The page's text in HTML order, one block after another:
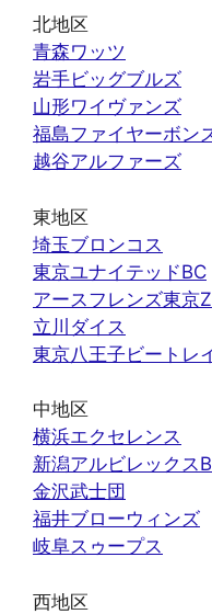
北地区
青森ワッツ
岩手ビッグブルズ
山形ワイヴァンズ
福島ファイヤーボン
越谷アルファーズ
東地区
埼玉ブロンコス
東京ユナイテッドBC
アースフレンズ東京Z
立川ダイス
東京八王子ビートレ
中地区
横浜エクセレンス
新潟アルビレックス
金沢武士団
福井ブローウィンズ
岐阜スゥープス
西地区